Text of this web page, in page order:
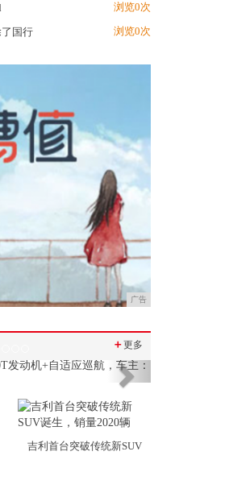
浏览0次
国行 浏览0次
广告
＋更多
Next
吉利首台突破传统新SUV